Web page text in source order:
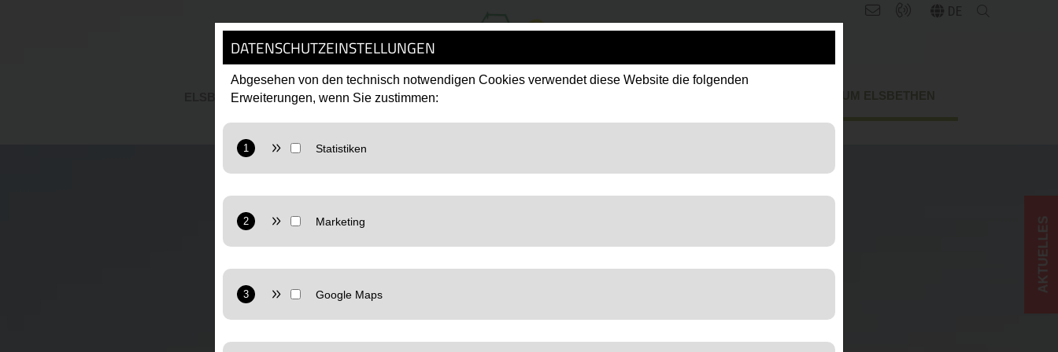
DE
ELSBETHEN UNTERKÜNFTE
AKTUELLES
DATENSCHUTZEINSTELLUNGEN
Abgesehen von den technisch notwendigen Cookies verwendet diese Website die folgenden
Erweiterungen, wenn Sie zustimmen:
Anbieter: Google LLC
Statistiken: Verwendet Google Analytics zur Website-Analysen. Erzeugt statistische Daten darüber, wie der Besucher die
Anbieter: Google LLC
Marketing: Verwendet Google TagManager um personalisierte Nutzerdaten für Online-Werbezwecke in der Website zu
Anbieter: Google LLC